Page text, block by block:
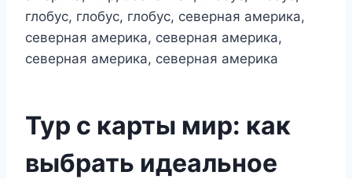
Тур с карты мир: как
выбрать идеальное